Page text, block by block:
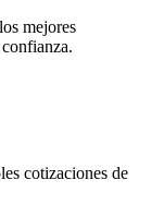
mejores
cotizaciones de